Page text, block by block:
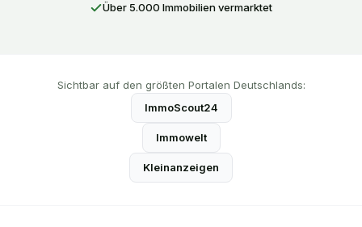
Über 5.000 Immobilien vermarktet
Sichtbar auf den größten Portalen Deutschlands:
ImmoScout24
Immowelt
Kleinanzeigen